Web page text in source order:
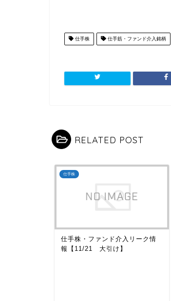
仕手株 仕手筋・ファンド介入銘柄
RELATED POST
仕手株
仕手株・ファンド介入リーク情
報【11/21 大引け】